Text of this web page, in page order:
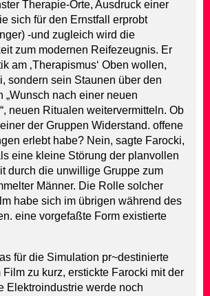
Therapie-Orte, Ausdruck einer
sich für den Ernstfall erprobt
-und zugleich wird die
zum modernen Reifezeugnis. Er
am ‚Therapismus‘ Oben wollen,
sondern sein Staunen über den
„Wunsch nach einer neuen
neuen Ritualen weitervermitteln. Ob
der Gruppen Widerstand. offene
erlebt habe? Nein, sagte Farocki,
eine kleine Störung der planvollen
durch die unwillige Gruppe zum
Männer. Die Rolle solcher
habe sich im übrigen während des
eine vorgefaßte Form existierte
für die Simulation pr~destinierte
Film zu kurz, erstickte Farocki mit der
Elektroindustrie werde noch